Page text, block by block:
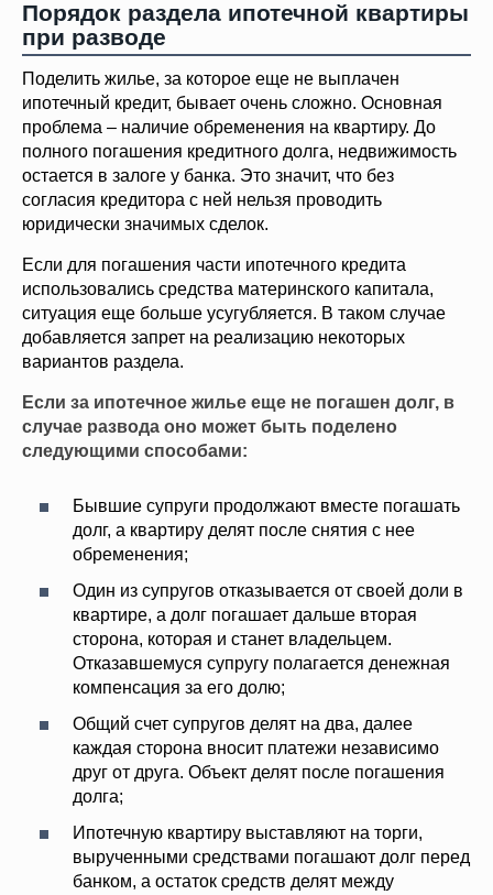
Порядок раздела ипотечной квартиры
при разводе
Поделить жилье, за которое еще не выплачен
ипотечный кредит, бывает очень сложно. Основная
проблема – наличие обременения на квартиру. До
полного погашения кредитного долга, недвижимость
остается в залоге у банка. Это значит, что без
согласия кредитора с ней нельзя проводить
юридически значимых сделок.
Если для погашения части ипотечного кредита
использовались средства материнского капитала,
ситуация еще больше усугубляется. В таком случае
добавляется запрет на реализацию некоторых
вариантов раздела.
Если за ипотечное жилье еще не погашен долг, в
случае развода оно может быть поделено
следующими способами:
Бывшие супруги продолжают вместе погашать
долг, а квартиру делят после снятия с нее
обременения;
Один из супругов отказывается от своей доли в
квартире, а долг погашает дальше вторая
сторона, которая и станет владельцем.
Отказавшемуся супругу полагается денежная
компенсация за его долю;
Общий счет супругов делят на два, далее
каждая сторона вносит платежи независимо
друг от друга. Объект делят после погашения
долга;
Ипотечную квартиру выставляют на торги,
вырученными средствами погашают долг перед
банком, а остаток средств делят между